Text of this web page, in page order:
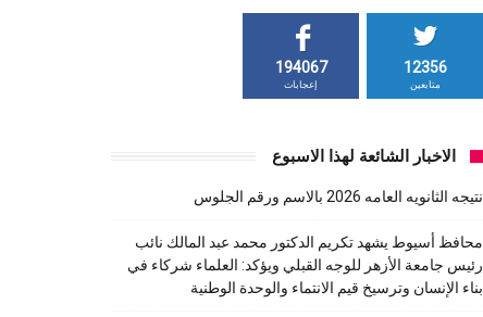
12356
متابعين
194067
إعجابات
الاخبار الشائعة لهذا الاسبوع
نتيجه الثانويه العامه 2026 بالاسم ورقم الجلوس
محافظ أسيوط يشهد تكريم الدكتور محمد عبد المالك نائب
رئيس جامعة الأزهر للوجه القبلي ويؤكد: العلماء شركاء في
بناء الإنسان وترسيخ قيم الانتماء والوحدة الوطنية